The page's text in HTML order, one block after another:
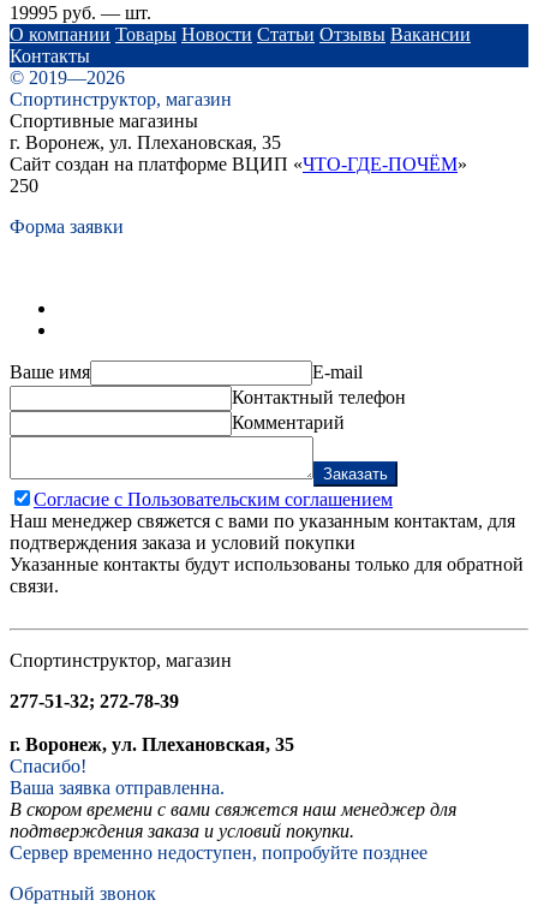
19995 руб. — шт.
О компании Товары Новости Статьи Отзывы Вакансии
Контакты
© 2019—2026
Спортинструктор, магазин
Спортивные магазины
г. Воронеж, ул. Плехановская, 35
Сайт создан на платформе ВЦИП «ЧТО-ГДЕ-ПОЧЁМ»
250
Форма заявки
Ваше имя
E-mail
Контактный телефон
Комментарий
Заказать
Согласие с Пользовательским соглашением
Наш менеджер свяжется с вами по указанным контактам, для
подтверждения заказа и условий покупки
Указанные контакты будут использованы только для обратной
связи.
Спортинструктор, магазин
277-51-32; 272-78-39
г. Воронеж, ул. Плехановская, 35
Спасибо!
Ваша заявка отправленна.
В скором времени с вами свяжется наш менеджер для
подтверждения заказа и условий покупки.
Сервер временно недоступен, попробуйте позднее
Обратный звонок